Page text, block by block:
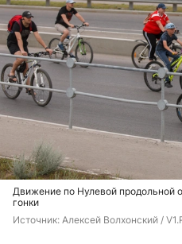
Движение по Нулевой продольной
гонки
Источник: Алексей Волхонский /